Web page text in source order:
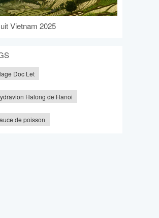
Vietnam 2025
Doc Let
Halong de Hanoi
de poisson